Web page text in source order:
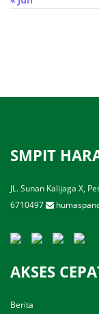
SMPIT
JL. Sunan Kalijaga X,
6710497
AKSES
Berita